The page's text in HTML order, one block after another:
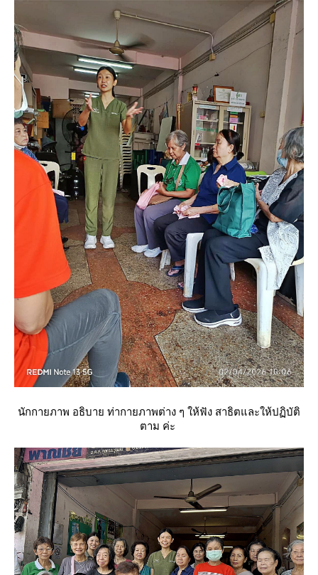
นักกายภาพ อธิบาย ท่ากายภาพต่าง ๆ ให้ฟัง สาธิตและให้ปฏิบัติ
ตาม ค่ะ